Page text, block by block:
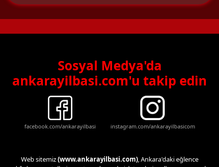
Sosyal Medya'da
ankarayilbasi.com'u takip edin
facebook.com/ankarayilbasi instagram.com/ankarayilbasicom
Web sitemiz(www.ankarayilbasi.com), Ankara'daki eğlence